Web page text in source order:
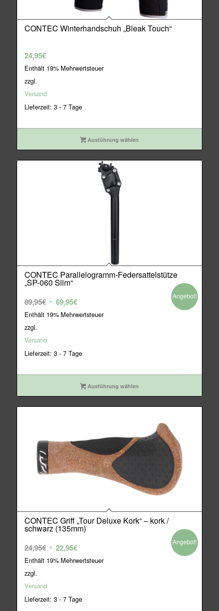
CONTEC Winterhandschuh „Bleak Touch“
24,95€
Enthält 19% Mehrwertsteuer
zzgl.
Versand
Lieferzeit: 3 - 7 Tage
Ausführung wählen
CONTEC Parallelogramm-Federsattelstütze
„SP-060 Slim“
89,95€ Ursprünglicher
Preis
69,95€Aktueller
Preis
Enthält 19% Mehrwertsteuer
zzgl.
Versand
Lieferzeit: 3 - 7 Tage
Angebot!
Ausführung wählen
CONTEC Griff „Tour Deluxe Kork“ – kork /
schwarz (135mm)
24,95€ Ursprünglicher
Preis
22,95€Aktueller
Preis
Enthält 19% Mehrwertsteuer
zzgl.
Versand
Lieferzeit: 3 - 7 Tage
Angebot!